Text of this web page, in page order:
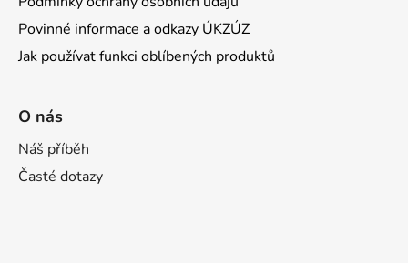
Povinné informace a odkazy ÚKZÚZ
Jak používat funkci oblíbených produktů
O nás
Náš příběh
Časté dotazy